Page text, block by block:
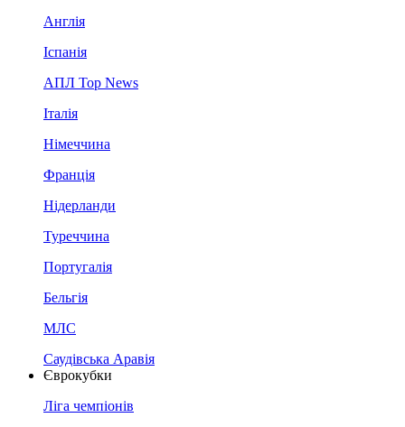
Англія
Іспанія
АПЛ Top News
Італія
Німеччина
Франція
Нідерланди
Туреччина
Португалія
Бельгія
МЛС
Саудівська Аравія
Єврокубки
Ліга чемпіонів